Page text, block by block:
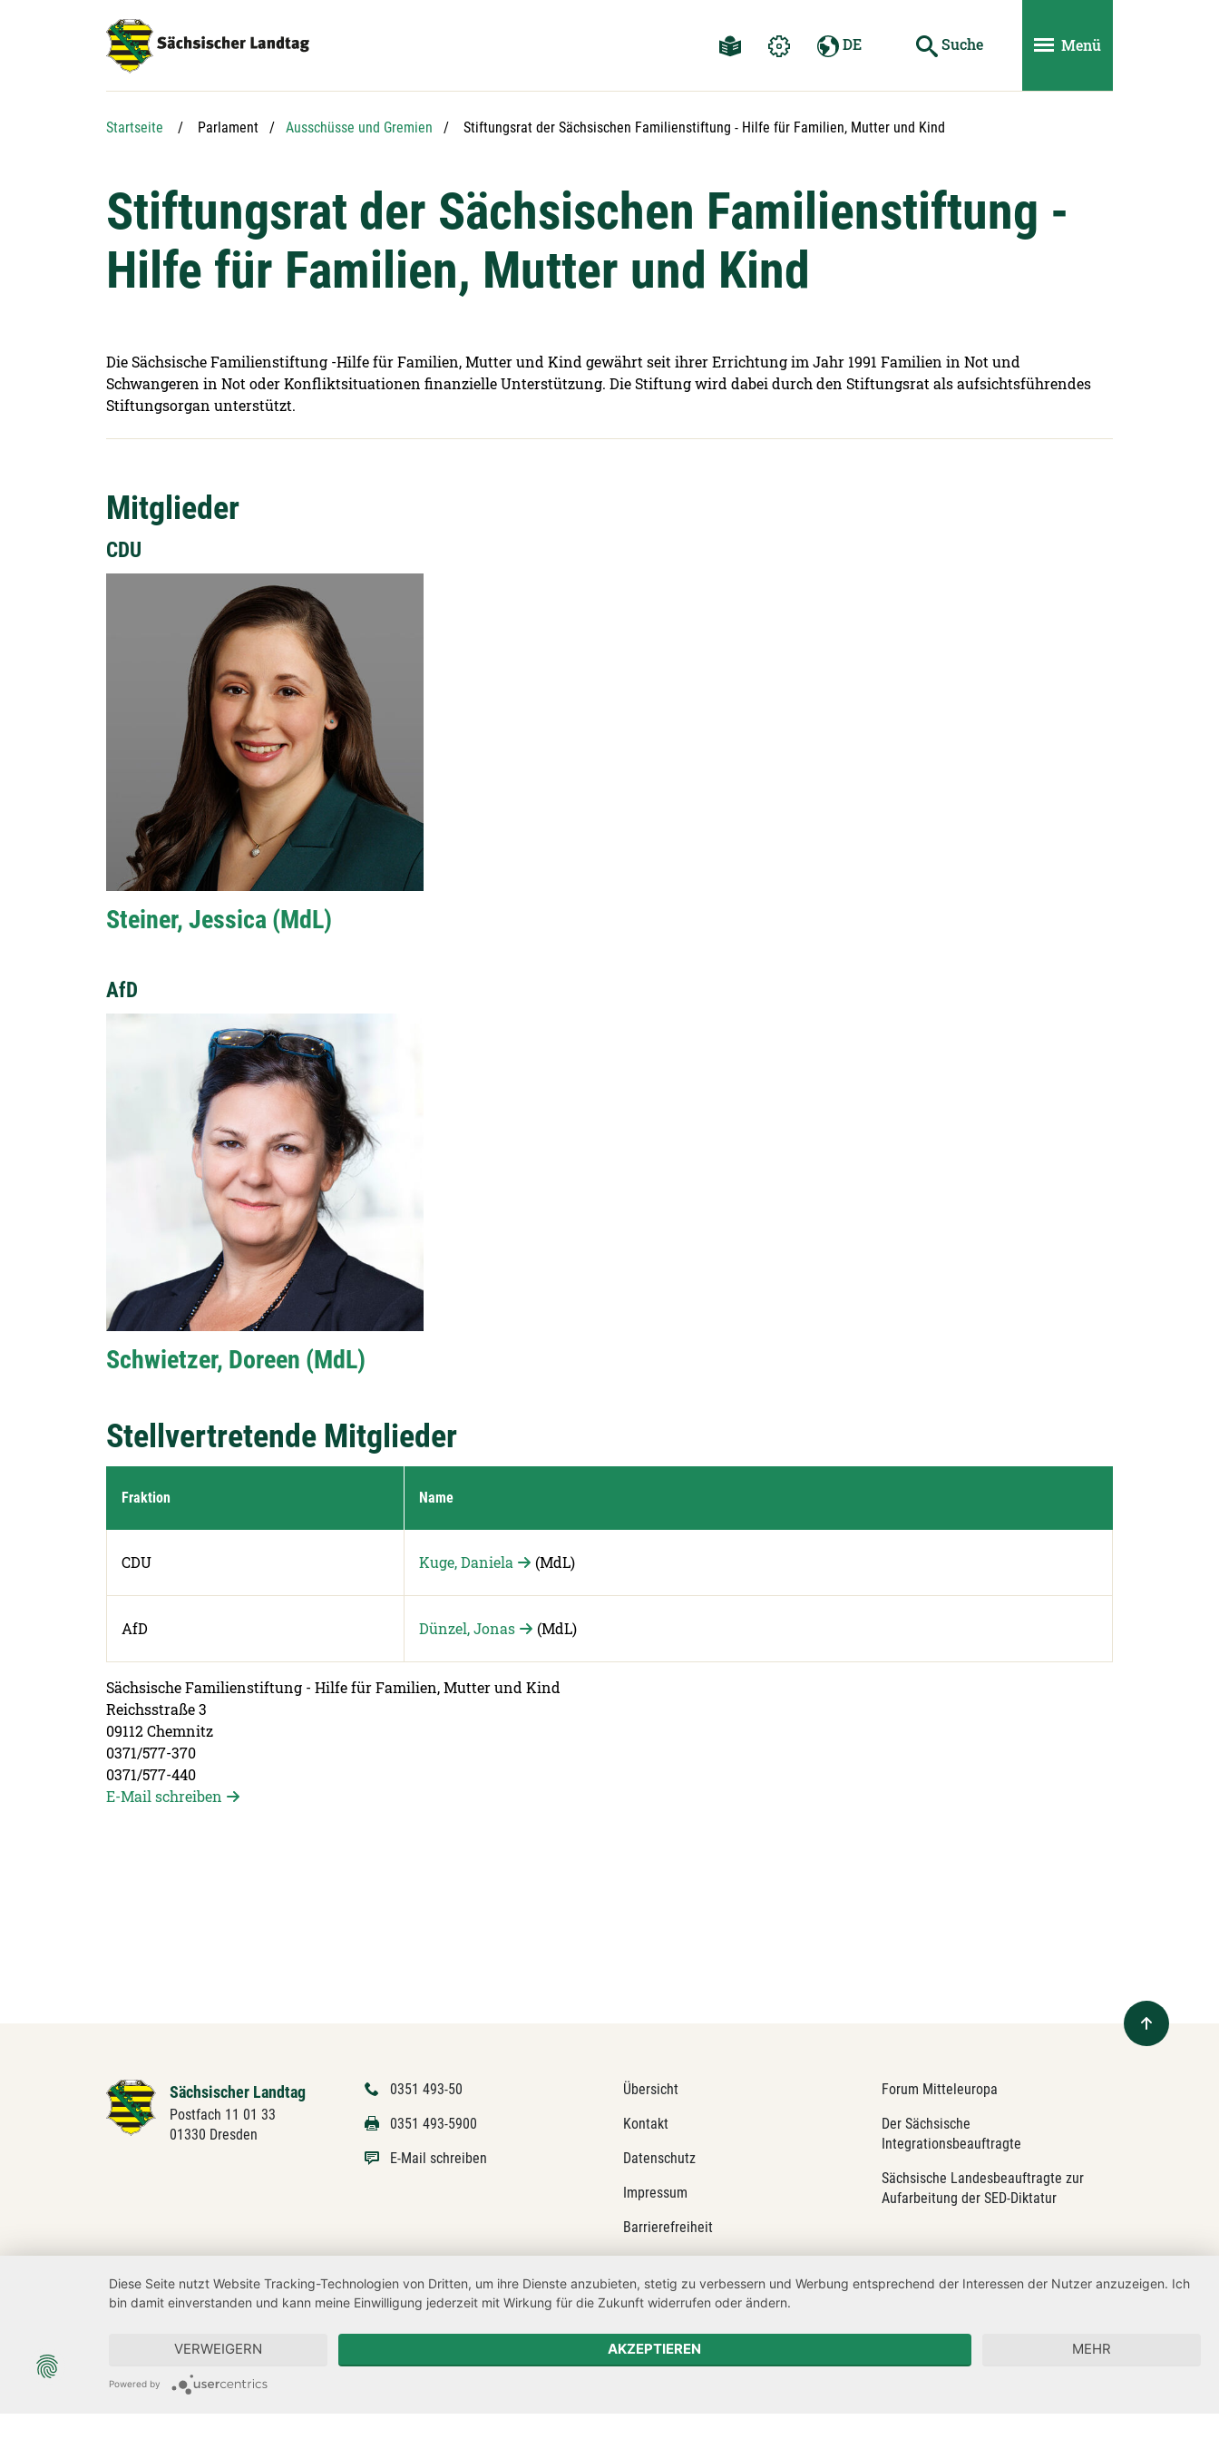
DE Suche Menü
Startseite Parlament Ausschüsse und Gremien Aktuelle Seite:
Stiftungsrat der Sächsischen Familienstiftung - Hilfe für Familien, Mutter und Kind
Stiftungsrat der Sächsischen Familienstiftung -
Hilfe für Familien, Mutter und Kind
Die Sächsische Familienstiftung -Hilfe für Familien, Mutter und Kind gewährt seit ihrer Errichtung im Jahr 1991 Familien in Not und
Schwangeren in Not oder Konfliktsituationen finanzielle Unterstützung. Die Stiftung wird dabei durch den Stiftungsrat als aufsichtsführendes
Stiftungsorgan unterstützt.
Mitglieder
CDU
Steiner, Jessica (MdL)
AfD
Schwietzer, Doreen (MdL)
Stellvertretende Mitglieder
Fraktion Name
CDU Kuge, Daniela (MdL)
AfD Dünzel, Jonas (MdL)
Sächsische Familienstiftung - Hilfe für Familien, Mutter und Kind
Reichsstraße 3
09112 Chemnitz
0371/577-370
0371/577-440
E-Mail schreiben
Sächsischer Landtag
Postfach 11 01 33
01330 Dresden
0351 493-50
0351 493-5900
E-Mail schreiben
Übersicht
Kontakt
Datenschutz
Impressum
Barrierefreiheit
Netiquette
Transparenzanspruch
Hinweisgeberschutz
Forum Mitteleuropa
Der Sächsische
Integrationsbeauftragte
Sächsische Landesbeauftragte zur
Aufarbeitung der SED-Diktatur
Diese Seite nutzt Website Tracking-Technologien von Dritten, um ihre Dienste anzubieten, stetig zu verbessern und Werbung entsprechend der Interessen der Nutzer anzuzeigen. Ich
bin damit einverstanden und kann meine Einwilligung jederzeit mit Wirkung für die Zukunft widerrufen oder ändern.
VERWEIGERN AKZEPTIEREN MEHR
Powered by